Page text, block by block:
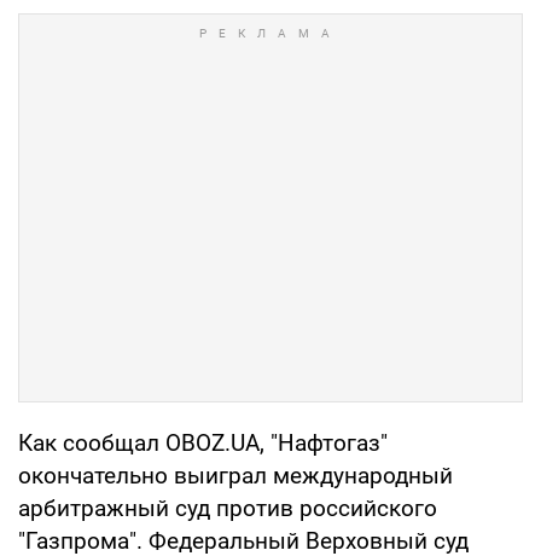
Как сообщал OBOZ.UA, "Нафтогаз"
окончательно выиграл международный
арбитражный суд против российского
"Газпрома". Федеральный Верховный суд